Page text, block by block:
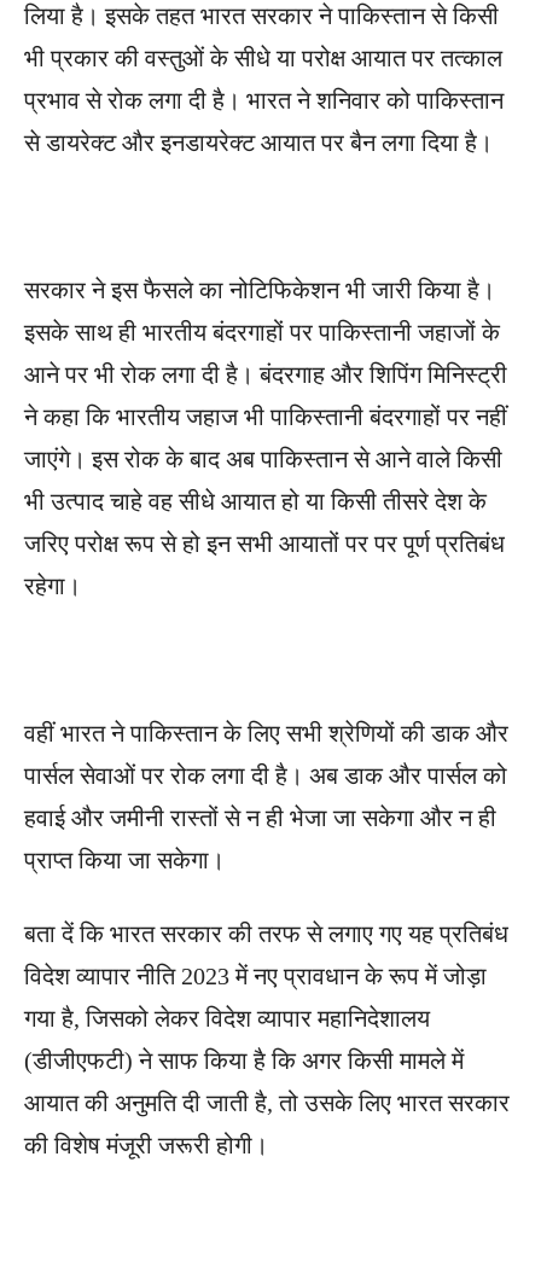
लिया है। इसके तहत भारत सरकार ने पाकिस्तान से किसी
भी प्रकार की वस्तुओं के सीधे या परोक्ष आयात पर तत्काल
प्रभाव से रोक लगा दी है। भारत ने शनिवार को पाकिस्तान
से डायरेक्ट और इनडायरेक्ट आयात पर बैन लगा दिया है।
सरकार ने इस फैसले का नोटिफिकेशन भी जारी किया है।
इसके साथ ही भारतीय बंदरगाहों पर पाकिस्तानी जहाजों के
आने पर भी रोक लगा दी है। बंदरगाह और शिपिंग मिनिस्ट्री
ने कहा कि भारतीय जहाज भी पाकिस्तानी बंदरगाहों पर नहीं
जाएंगे। इस रोक के बाद अब पाकिस्तान से आने वाले किसी
भी उत्पाद चाहे वह सीधे आयात हो या किसी तीसरे देश के
जरिए परोक्ष रूप से हो इन सभी आयातों पर पर पूर्ण प्रतिबंध
रहेगा।
वहीं भारत ने पाकिस्तान के लिए सभी श्रेणियों की डाक और
पार्सल सेवाओं पर रोक लगा दी है। अब डाक और पार्सल को
हवाई और जमीनी रास्तों से न ही भेजा जा सकेगा और न ही
प्राप्त किया जा सकेगा।
बता दें कि भारत सरकार की तरफ से लगाए गए यह प्रतिबंध
विदेश व्यापार नीति 2023 में नए प्रावधान के रूप में जोड़ा
गया है, जिसको लेकर विदेश व्यापार महानिदेशालय
(डीजीएफटी) ने साफ किया है कि अगर किसी मामले में
आयात की अनुमति दी जाती है, तो उसके लिए भारत सरकार
की विशेष मंजूरी जरूरी होगी।